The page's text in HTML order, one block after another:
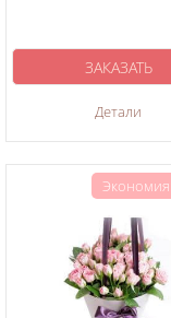
Детали
ЗАКАЗАТЬ